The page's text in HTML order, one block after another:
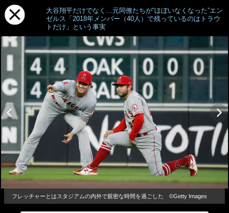
大谷翔平だけでなく…元同僚たちが“ほぼいなくなった”エン
ゼルス「2018年メンバー（40人）で残っているのはトラウ
トだけ」という事実
フレッチャーとはスタジアムの内外で親密な時間を過ごした ©Getty Images